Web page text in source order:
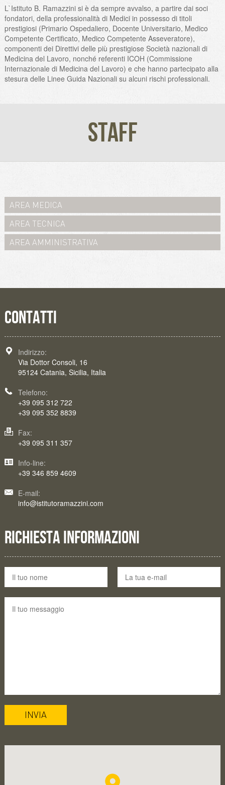
L`Istituto B. Ramazzini si è da sempre avvalso, a partire dai soci
fondatori, della professionalità di Medici in possesso di titoli
prestigiosi (Primario Ospedaliero, Docente Universitario, Medico
Competente Certificato, Medico Competente Asseveratore),
componenti dei Direttivi delle più prestigiose Società nazionali di
Medicina del Lavoro, nonché referenti ICOH (Commissione
Internazionale di Medicina del Lavoro) e che hanno partecipato alla
stesura delle Linee Guida Nazionali su alcuni rischi professionali.
STAFF
AREA MEDICA
AREA TECNICA
AREA AMMINISTRATIVA
CONTATTI
Indirizzo:
Via Dottor Consoli, 16
95124 Catania, Sicilia, Italia
Telefono:
+39 095 312 722
+39 095 352 8839
Fax:
+39 095 311 357
Info-line:
+39 346 859 4609
E-mail:
info@istitutoramazzini.com
RICHIESTA INFORMAZIONI
INVIA